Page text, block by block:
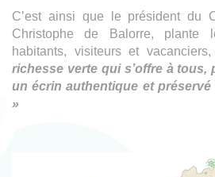
C’est ainsi que le président du
Christophe de Balorre, plante
habitants, visiteurs et
richesse verte qui s’offre à tous,
un écrin authentique et préservé
»